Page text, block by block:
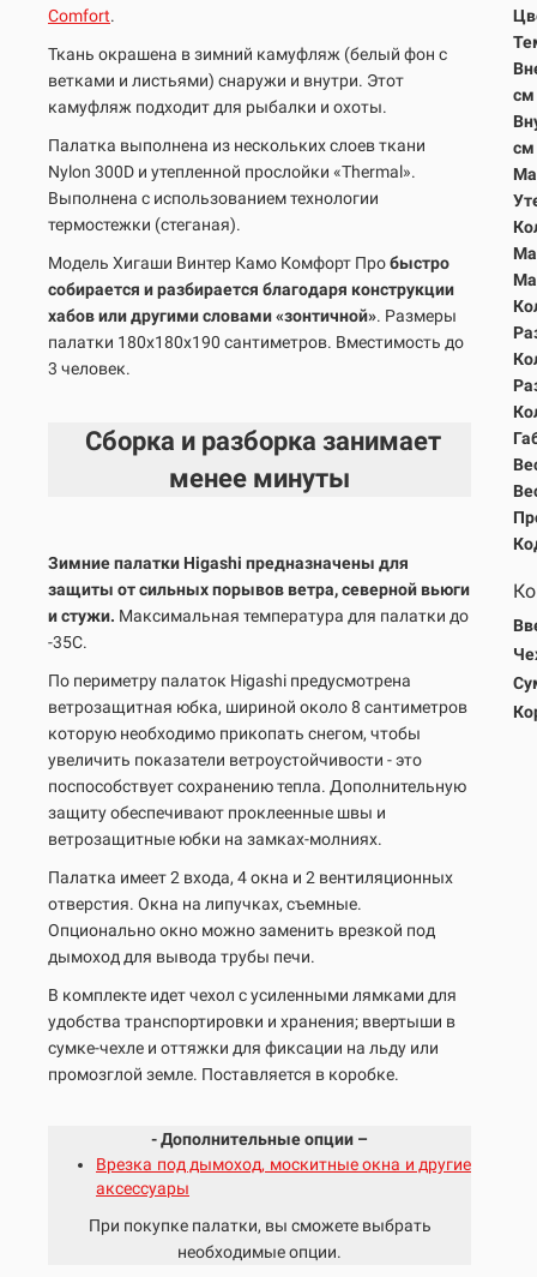
Comfort.
Ткань окрашена в зимний камуфляж (белый фон с
ветками и листьями) снаружи и внутри. Этот
камуфляж подходит для рыбалки и охоты.
Палатка выполнена из нескольких слоев ткани
Nylon 300D и утепленной прослойки «Thermal».
Выполнена с использованием технологии
термостежки (стеганая).
Модель Хигаши Винтер Камо Комфорт Пробыстро
собирается и разбирается благодаря конструкции
хабов или другими словами «зонтичной». Размеры
палатки 180х180х190 сантиметров. Вместимость до
3 человек.
Сборка и разборка занимает
менее минуты
Зимние палатки Higashi предназначены для
защиты от сильных порывов ветра, северной вьюги
и стужи. Максимальная температура для палатки до
-35С.
По периметру палаток Higashi предусмотрена
ветрозащитная юбка, шириной около 8 сантиметров
которую необходимо прикопать снегом, чтобы
увеличить показатели ветроустойчивости - это
поспособствует сохранению тепла. Дополнительную
защиту обеспечивают проклеенные швы и
ветрозащитные юбки на замках-молниях.
Палатка имеет 2 входа, 4 окна и 2 вентиляционных
отверстия. Окна на липучках, съемные.
Опционально окно можно заменить врезкой под
дымоход для вывода трубы печи.
В комплекте идет чехол с усиленными лямками для
удобства транспортировки и хранения; ввертыши в
сумке-чехле и оттяжки для фиксации на льду или
промозглой земле. Поставляется в коробке.
- Дополнительные опции –
Врезка под дымоход, москитные окна и другие
аксессуары
При покупке палатки, вы сможете выбрать
необходимые опции.
см
см